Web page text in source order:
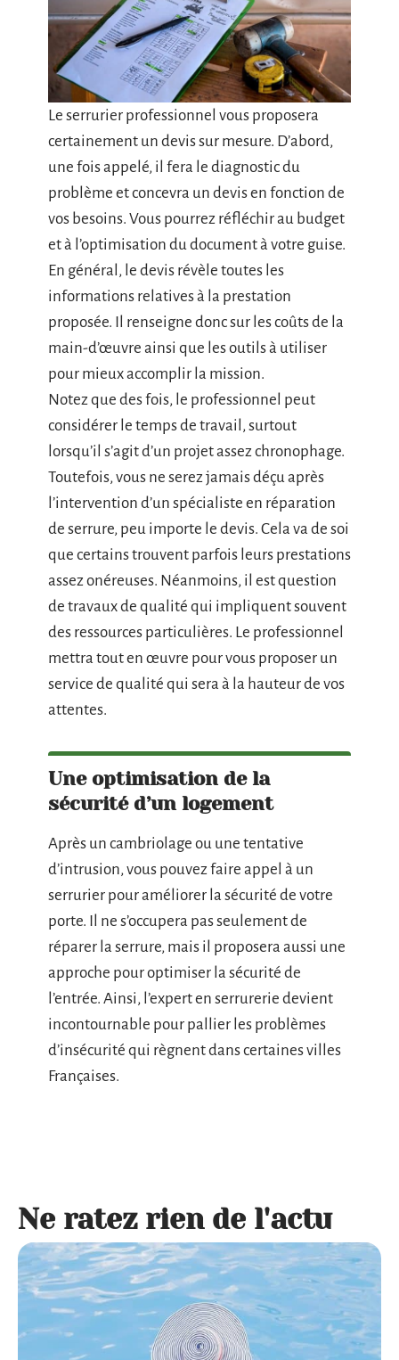
Le serrurier professionnel vous proposera
certainement un devis sur mesure. D’abord,
une fois appelé, il fera le diagnostic du
problème et concevra un devis en fonction de
vos besoins. Vous pourrez réfléchir au budget
et à l’optimisation du document à votre guise.
En général, le devis révèle toutes les
informations relatives à la prestation
proposée. Il renseigne donc sur les coûts de la
main-d’œuvre ainsi que les outils à utiliser
pour mieux accomplir la mission.
Notez que des fois, le professionnel peut
considérer le temps de travail, surtout
lorsqu’il s’agit d’un projet assez chronophage.
Toutefois, vous ne serez jamais déçu après
l’intervention d’un spécialiste en réparation
de serrure, peu importe le devis. Cela va de soi
que certains trouvent parfois leurs prestations
assez onéreuses. Néanmoins, il est question
de travaux de qualité qui impliquent souvent
des ressources particulières. Le professionnel
mettra tout en œuvre pour vous proposer un
service de qualité qui sera à la hauteur de vos
attentes.
Une optimisation de la
sécurité d’un logement
Après un cambriolage ou une tentative
d’intrusion, vous pouvez faire appel à un
serrurier pour améliorer la sécurité de votre
porte. Il ne s’occupera pas seulement de
réparer la serrure, mais il proposera aussi une
approche pour optimiser la sécurité de
l’entrée. Ainsi, l’expert en serrurerie devient
incontournable pour pallier les problèmes
d’insécurité qui règnent dans certaines villes
Françaises.
Ne ratez rien de l'actu